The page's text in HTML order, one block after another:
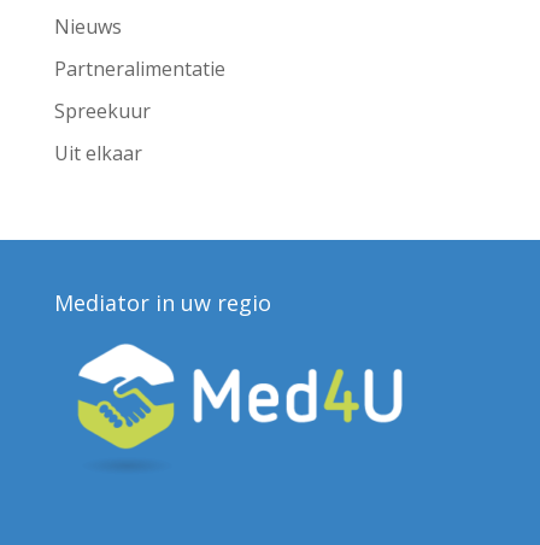
Nieuws
Partneralimentatie
Spreekuur
Uit elkaar
Mediator in uw regio